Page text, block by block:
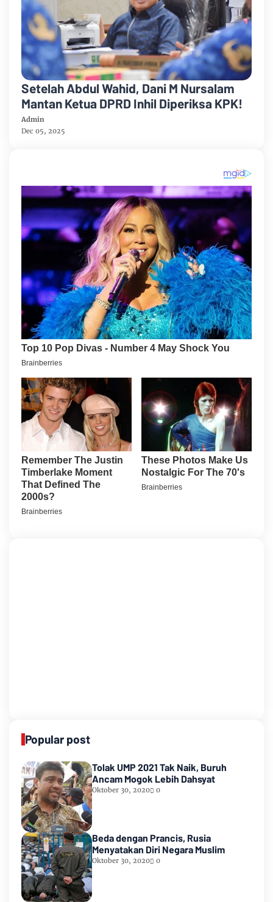
Setelah Abdul Wahid, Dani M Nursalam
Mantan Ketua DPRD Inhil Diperiksa KPK!
Admin
Dec 05, 2025
Popular post
Tolak UMP 2021 Tak Naik, Buruh
Ancam Mogok Lebih Dahsyat
Oktober 30, 2020 0
Beda dengan Prancis, Rusia
Menyatakan Diri Negara Muslim
Oktober 30, 2020 0